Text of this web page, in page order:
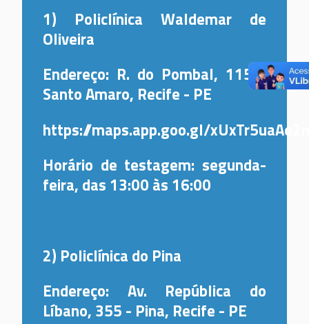
1) Policlínica Waldemar de
Oliveira
Endereço: R. do Pombal, 115 -
Santo Amaro, Recife - PE
https://maps.app.goo.gl/
Horário de testagem: segunda-
feira, das 13:00 às 16:00
2) Policlínica do Pina
Endereço: Av. República do
Líbano, 355 - Pina, Recife - PE